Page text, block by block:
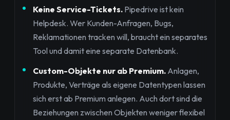
Keine Service-Tickets. Pipedrive ist kein
Helpdesk. Wer Kunden-Anfragen, Bugs,
Reklamationen tracken will, braucht ein separates
Tool und damit eine separate Datenbank.
Custom-Objekte nur ab Premium. Anlagen,
Produkte, Verträge als eigene Datentypen lassen
sich erst ab Premium anlegen. Auch dort sind die
Beziehungen zwischen Objekten weniger flexibel